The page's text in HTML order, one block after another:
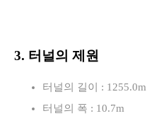
3. 터널의 제원
터널의 길이 : 1255.0m
터널의 폭 : 10.7m